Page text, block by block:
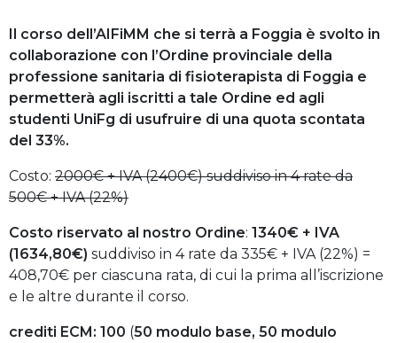
Il corso dell’AIFiMM che si terrà a Foggia è svolto in
collaborazione con l’Ordine provinciale della
professione sanitaria di fisioterapista di Foggia e
permetterà agli iscritti a tale Ordine ed agli
studenti UniFg di usufruire di una quota scontata
del 33%.
Costo: 2000€ + IVA (2400€) suddiviso in 4 rate da
500€ + IVA (22%)
Costo riservato al nostro Ordine: 1340€ + IVA
(1634,80€) suddiviso in 4 rate da 335€ + IVA (22%) =
408,70€ per ciascuna rata, di cui la prima all’iscrizione
e le altre durante il corso.
crediti ECM: 100 (50 modulo base, 50 modulo